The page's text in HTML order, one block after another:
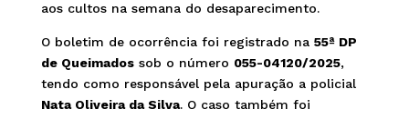
aos cultos na semana do desaparecimento.
O boletim de ocorrência foi registrado na 55ª DP
de Queimadossob o número 055-04120/2025,
tendo como responsável pela apuração a policial
Nata Oliveira da Silva. O caso também foi